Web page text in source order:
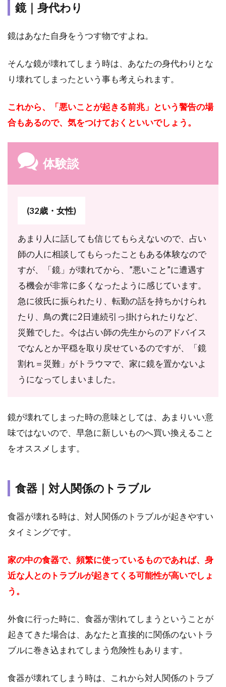
鏡｜身代わり
鏡はあなた自身をうつす物ですよね。
そんな鏡が壊れてしまう時は、あなたの身代わりとな
り壊れてしまったという事も考えられます。
これから、「悪いことが起きる前兆」という警告の場
合もあるので、気をつけておくといいでしょう。
体験談
(32歳・女性)
あまり人に話しても信じてもらえないので、占い
師の人に相談してもらったこともある体験なので
すが、「鏡」が壊れてから、”悪いこと”に遭遇す
る機会が非常に多くなったように感じています。
急に彼氏に振られたり、転勤の話を持ちかけられ
たり、鳥の糞に2日連続引っ掛けられたりなど、
災難でした。今は占い師の先生からのアドバイス
でなんとか平穏を取り戻せているのですが、「鏡
割れ＝災難」がトラウマで、家に鏡を置かないよ
うになってしまいました。
鏡が壊れてしまった時の意味としては、あまりいい意
味ではないので、早急に新しいものへ買い換えること
をオススメします。
食器｜対人関係のトラブル
食器が壊れる時は、対人関係のトラブルが起きやすい
タイミングです。
家の中の食器で、頻繁に使っているものであれば、身
近な人とのトラブルが起きてくる可能性が高いでしょ
う。
外食に行った時に、食器が割れてしまうということが
起きてきた場合は、あなたと直接的に関係のないトラ
ブルに巻き込まれてしまう危険性もあります。
食器が壊れてしまう時は、これから対人関係のトラブ